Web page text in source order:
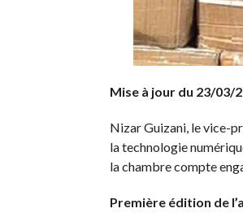
Mise à jour du 23/03/
Nizar Guizani, le vice-
la technologie
la chambre compte
Première édition de